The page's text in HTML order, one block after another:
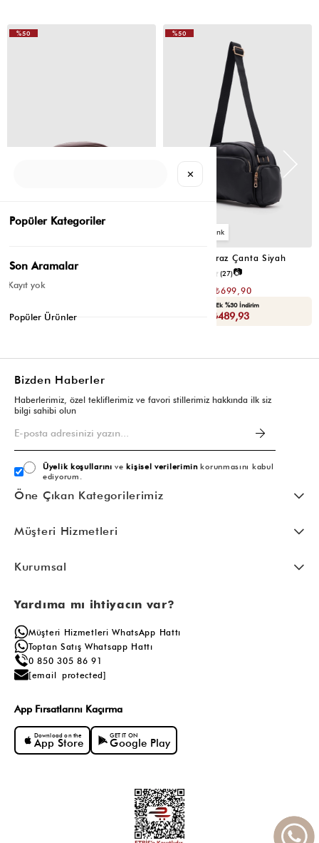
₺1.399,80
Sepette : ₺489,93
%50
Montes Çapraz Çanta Siyah
(27)📷
₺699,90
Seçili Ürünlerde Ek %30 İndirim
Sepette : ₺489,93
%50
Bizden Haberler
Haberlerimiz, özel tekliflerimiz ve favori stillerimiz hakkında ilk siz
bilgi sahibi olun
Üyelik koşullarını vekişisel verileriminkorunmasını kabul
ediyorum.
Öne Çıkan Kategorilerimiz
Müşteri Hizmetleri
Kurumsal
Yardıma mı ihtiyacın var?
Müşteri Hizmetleri WhatsApp Hattı
Toptan Satış Whatsapp Hattı
0 850 305 86 91
[email protected]
App Fırsatlarını Kaçırma
Download on the
App Store
GET IT ON
Google Play
✕
Popüler Kategoriler
Son Aramalar
Kayıt yok
Popüler Ürünler